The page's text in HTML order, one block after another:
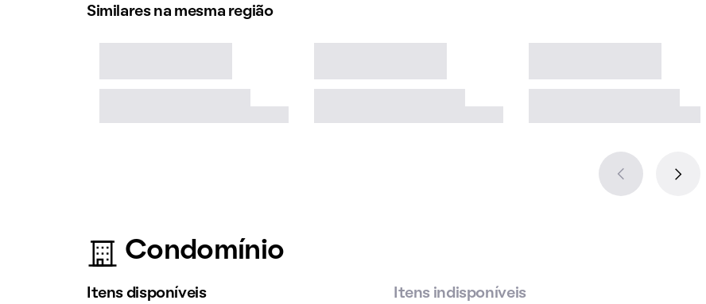
Similares na mesma região
Condomínio
Itens disponíveis Itens indisponíveis